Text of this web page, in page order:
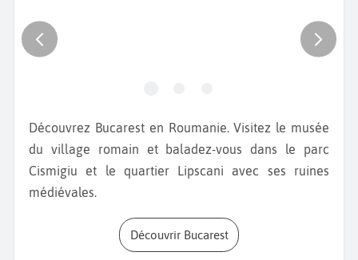
Découvrez Bucarest en Roumanie. Visitez le musée
du village romain et baladez-vous dans le parc
Cismigiu et le quartier Lipscani avec ses ruines
médiévales.
Découvrir Bucarest